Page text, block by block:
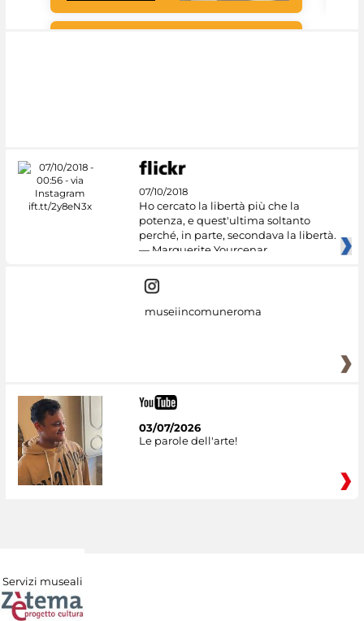
07/10/2018
Ho cercato la libertà più che la
potenza, e quest'ultima soltanto
perché, in parte, secondava la libertà.
— Marguerite Yourcenar
museiincomuneroma
03/07/2026
Le parole dell'arte!
Servizi museali